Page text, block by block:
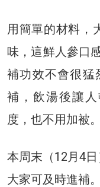
用簡單的材料，
味，這鮮人參口
補功效不會很猛
補，飲湯後讓
度，也不用加被。
本周末（12月4
大家可及時進補。